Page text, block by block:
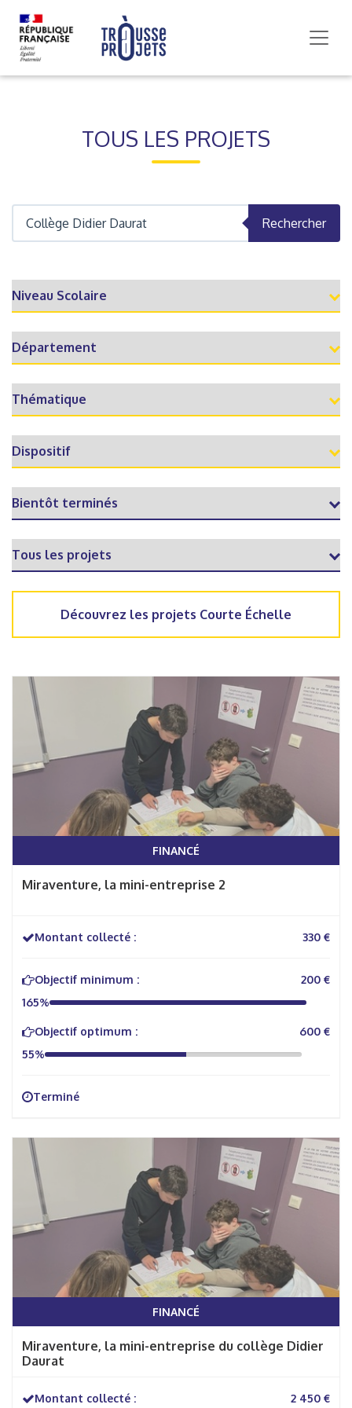
TOUS LES PROJETS
Rechercher
Découvrez les projets Courte Échelle
FINANCÉ
Miraventure, la mini-entreprise 2
Montant collecté : 330 €
Objectif minimum :
200 €
165%
Objectif optimum :
600 €
55%
Terminé
FINANCÉ
Miraventure, la mini-entreprise du collège Didier
Daurat
Montant collecté : 2 450 €